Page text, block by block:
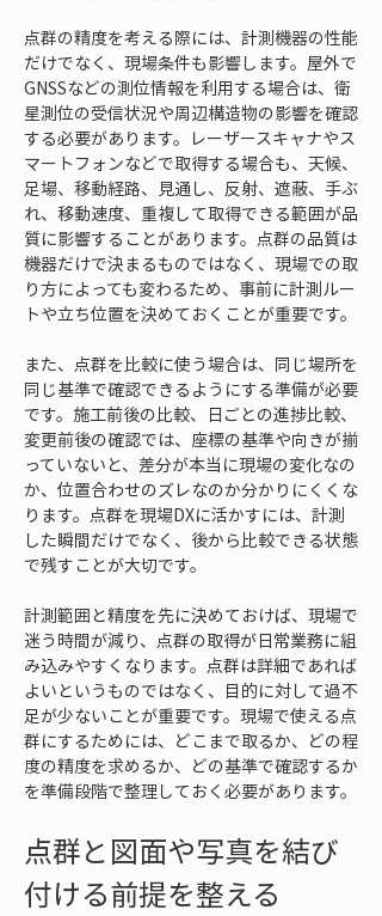
点群の精度を考える際には、計測機器の性能
だけでなく、現場条件も影響します。屋外で
GNSSなどの測位情報を利用する場合は、衛
星測位の受信状況や周辺構造物の影響を確認
する必要があります。レーザースキャナやス
マートフォンなどで取得する場合も、天候、
足場、移動経路、見通し、反射、遮蔽、手ぶ
れ、移動速度、重複して取得できる範囲が品
質に影響することがあります。点群の品質は
機器だけで決まるものではなく、現場での取
り方によっても変わるため、事前に計測ルー
トや立ち位置を決めておくことが重要です。
また、点群を比較に使う場合は、同じ場所を
同じ基準で確認できるようにする準備が必要
です。施工前後の比較、日ごとの進捗比較、
変更前後の確認では、座標の基準や向きが揃
っていないと、差分が本当に現場の変化なの
か、位置合わせのズレなのか分かりにくくな
ります。点群を現場DXに活かすには、計測
した瞬間だけでなく、後から比較できる状態
で残すことが大切です。
計測範囲と精度を先に決めておけば、現場で
迷う時間が減り、点群の取得が日常業務に組
み込みやすくなります。点群は詳細であれば
よいというものではなく、目的に対して過不
足が少ないことが重要です。現場で使える点
群にするためには、どこまで取るか、どの程
度の精度を求めるか、どの基準で確認するか
を準備段階で整理しておく必要があります。
点群と図面や写真を結び
付ける前提を整える